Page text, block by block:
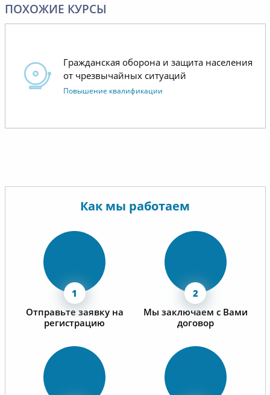
ПОХОЖИЕ КУРСЫ
Гражданская оборона и защита населения
от чрезвычайных ситуаций
Повышение квалификации
Как мы работаем
Отправьте заявку на
регистрацию
Мы заключаем с Вами
договор